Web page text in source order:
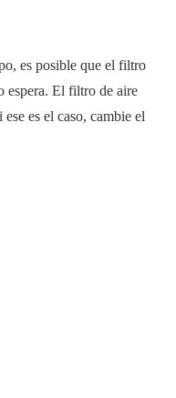
es posible que el filtro
espera. El filtro de aire
es el caso, cambie el